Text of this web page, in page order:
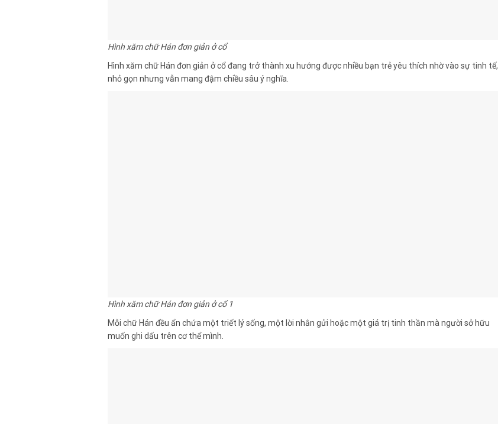
Hình xăm chữ Hán đơn giản ở cổ
Hình xăm chữ Hán đơn giản ở cổ đang trở thành xu hướng được nhiều bạn trẻ yêu thích nhờ vào sự tinh tế,
nhỏ gọn nhưng vẫn mang đậm chiều sâu ý nghĩa.
Hình xăm chữ Hán đơn giản ở cổ 1
Mỗi chữ Hán đều ẩn chứa một triết lý sống, một lời nhắn gửi hoặc một giá trị tinh thần mà người sở hữu
muốn ghi dấu trên cơ thể mình.